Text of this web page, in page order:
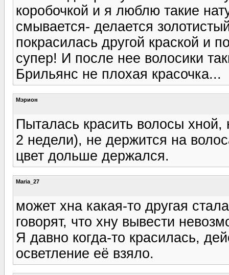
коробочкой и я люблю такие
смывается- делается
покрасилась другой краской и
супер! И после нее волосики
Брильянс не плохая красочка...
Мэрион
Пыталась красить волосы
2 недели), не держится на
цвет дольше держался.
Maria_27
может хна какая-то другая
говорят, что хну вывести
Я давно когда-то красилась,
осветление её взяло.